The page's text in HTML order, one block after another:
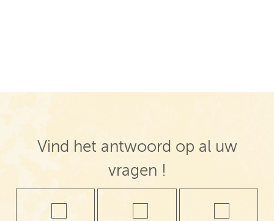
Vind het antwoord op al uw
vragen !